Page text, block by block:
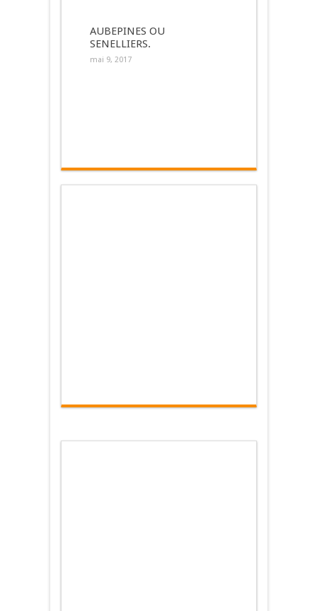
AUBEPINES OU
SENELLIERS.
mai 9, 2017